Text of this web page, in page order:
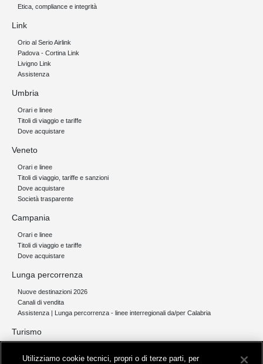
Etica, compliance e integrità
Link
Orio al Serio Airlink
Padova - Cortina Link
Livigno Link
Assistenza
Umbria
Orari e linee
Titoli di viaggio e tariffe
Dove acquistare
Veneto
Orari e linee
Titoli di viaggio, tariffe e sanzioni
Dove acquistare
Società trasparente
Campania
Orari e linee
Titoli di viaggio e tariffe
Dove acquistare
Lunga percorrenza
Nuove destinazioni 2026
Canali di vendita
Assistenza | Lunga percorrenza - linee interregionali da/per Calabria
Turismo
Servizi per aeroporti
Utilizziamo cookie tecnici, propri o di terze parti, per